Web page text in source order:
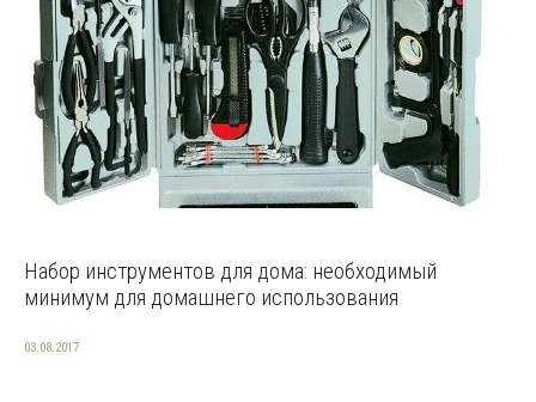
Набор инструментов для дома: необходимый
минимум для домашнего использования
03.08.2017